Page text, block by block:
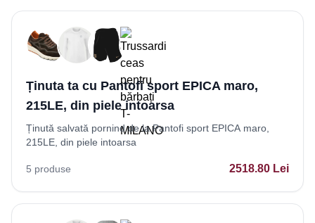
Ținuta ta cu Pantofi sport EPICA maro,
215LE, din piele intoarsa
Ținută salvată pornind de la Pantofi sport EPICA maro,
215LE, din piele intoarsa
5 produse 2518.80 Lei